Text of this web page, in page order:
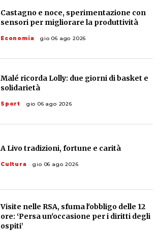
Castagno e noce, sperimentazione con
sensori per migliorare la produttività
Economia gio 06 ago 2026
Malé ricorda Lolly: due giorni di basket e
solidarietà
Sport gio 06 ago 2026
A Livo tradizioni, fortune e carità
Cultura gio 06 ago 2026
Visite nelle RSA, sfuma l'obbligo delle 12
ore: ‘Persa un'occasione per i diritti degli
ospiti’